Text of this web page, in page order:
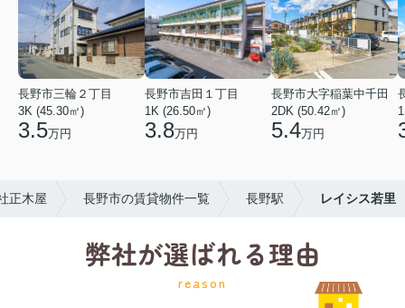
長野市三輪２丁目
3K (45.30㎡)
3.5万円
長野市吉田１丁目
1K (26.50㎡)
3.8万円
長野市大字稲葉中千田
2DK (50.42㎡)
5.4万円
正木屋 長野市の賃貸物件一覧 長野駅 レイシス若里
弊社が選ばれる理由
reason